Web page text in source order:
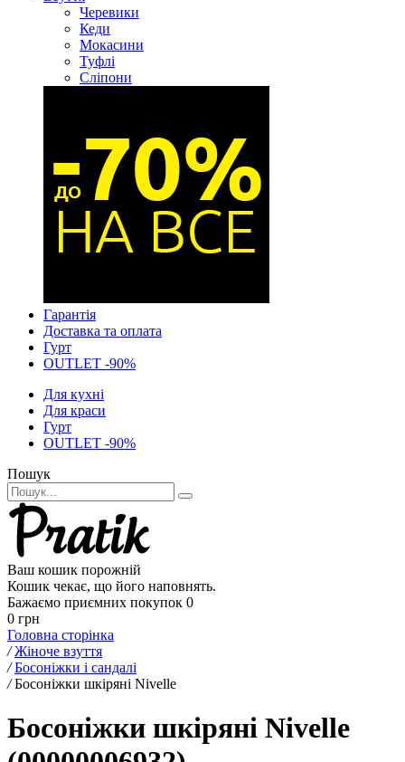
Черевики
Кеди
Мокасини
Туфлі
Сліпони
Гарантія
Доставка та оплата
Гурт
OUTLET -90%
Для кухні
Для краси
Гурт
OUTLET -90%
Пошук
Ваш кошик порожній
Кошик чекає, що його наповнять.
Бажаємо приємних покупок 0
0 грн
Головна сторінка
/ Жіноче взуття
/ Босоніжки і сандалі
/ Босоніжки шкіряні Nivelle
Босоніжки шкіряні Nivelle